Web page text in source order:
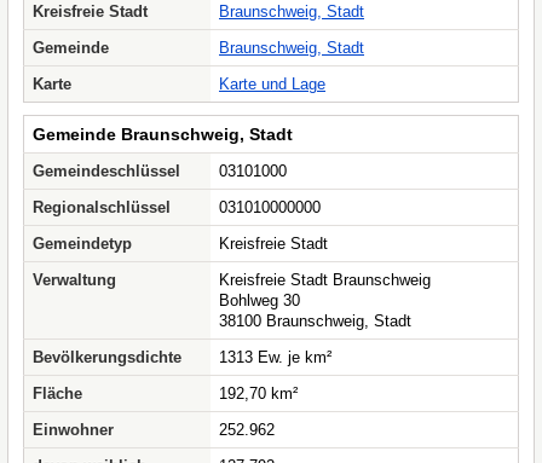
Kreisfreie Stadt
Braunschweig, Stadt
Gemeinde
Braunschweig, Stadt
Karte
Karte und Lage
Gemeinde Braunschweig, Stadt
Gemeindeschlüssel
03101000
Regionalschlüssel
031010000000
Gemeindetyp
Kreisfreie Stadt
Verwaltung
Kreisfreie Stadt Braunschweig
Bohlweg 30
38100 Braunschweig, Stadt
Bevölkerungsdichte
1313 Ew. je km²
Fläche
192,70 km²
Einwohner
252.962